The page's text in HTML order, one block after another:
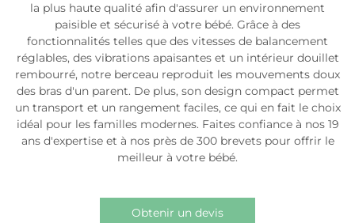
la plus haute qualité afin d'assurer un environnement
paisible et sécurisé à votre bébé. Grâce à des
fonctionnalités telles que des vitesses de balancement
réglables, des vibrations apaisantes et un intérieur douillet
rembourré, notre berceau reproduit les mouvements doux
des bras d'un parent. De plus, son design compact permet
un transport et un rangement faciles, ce qui en fait le choix
idéal pour les familles modernes. Faites confiance à nos 19
ans d'expertise et à nos près de 300 brevets pour offrir le
meilleur à votre bébé.
Obtenir un devis